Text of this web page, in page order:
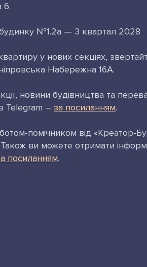
6.
№1.2а — 3 квартал 2028
у нових секціях,
Набережна 16А.
новини будівництва та
Telegram – за посиланням.
помічником від «Креатор-
Також ви можете отримати
посиланням.